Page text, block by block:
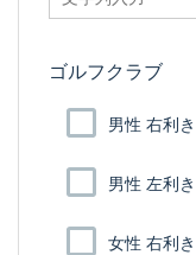
ゴルフクラブ
男性 右利き
男性 左利き
女性 右利き